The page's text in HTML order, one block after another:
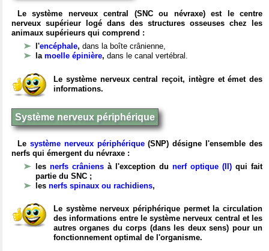
Le système nerveux central (SNC ou névraxe) est le centre
nerveux supérieur logé dans des structures osseuses chez les
animaux supérieurs qui comprend :
l'encéphale, dans la boîte crânienne,
la moelle épinière, dans le canal vertébral.
Le système nerveux central reçoit, intègre et émet des
informations.
Système nerveux périphérique
Le système nerveux périphérique(SNP) désigne l'ensemble des
nerfs qui émergent du névraxe :
les nerfs crâniens à l'exception du nerf optique (II) qui fait
partie du SNC ;
les nerfs spinaux ou rachidiens,
Le système nerveux périphérique permet la circulation
des informations entre le système nerveux central et les
autres organes du corps (dans les deux sens) pour un
fonctionnement optimal de l'organisme.